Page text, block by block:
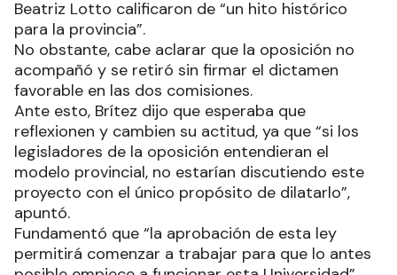
Beatriz Lotto calificaron de “un hito histórico
para la provincia”.
No obstante, cabe aclarar que la oposición no
acompañó y se retiró sin firmar el dictamen
favorable en las dos comisiones.
Ante esto, Brítez dijo que esperaba que
reflexionen y cambien su actitud, ya que “si los
legisladores de la oposición entendieran el
modelo provincial, no estarían discutiendo este
proyecto con el único propósito de dilatarlo”,
apuntó.
Fundamentó que “la aprobación de esta ley
permitirá comenzar a trabajar para que lo antes